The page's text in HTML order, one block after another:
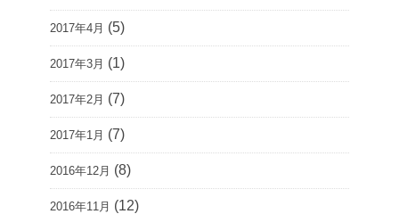
2017年4月 (5)
2017年3月 (1)
2017年2月 (7)
2017年1月 (7)
2016年12月 (8)
2016年11月 (12)